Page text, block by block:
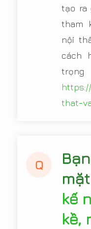
tạo ra
tham
nội
cách
that-
Q
kế
kề,